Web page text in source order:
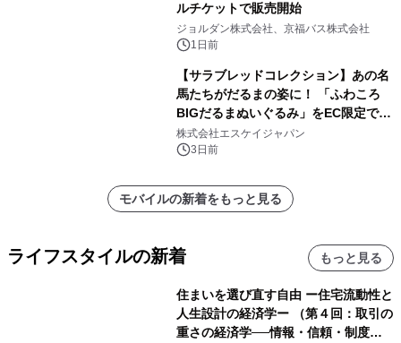
ルチケットで販売開始
ジョルダン株式会社、京福バス株式会社
1日前
【サラブレッドコレクション】あの名
馬たちがだるまの姿に！ 「ふわころ
BIGだるまぬいぐるみ」をEC限定で受
注販売開始
株式会社エスケイジャパン
3日前
モバイルの新着をもっと見る
ライフスタイルの新着 もっと見る
住まいを選び直す自由 ー住宅流動性と
人生設計の経済学ー （第４回：取引の
重さの経済学──情報・信頼・制度を